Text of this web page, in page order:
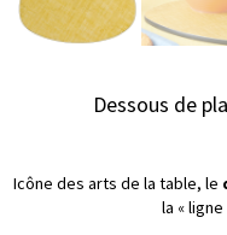
Dessous de
Icône des arts de la table, le
la « ligne